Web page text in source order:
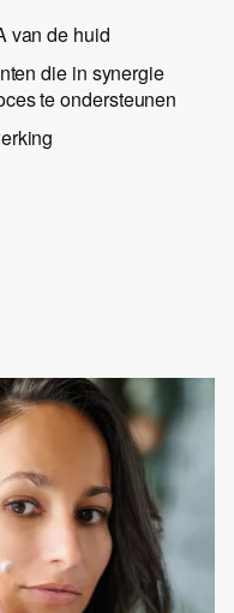
van de huid
die in synergie
te ondersteunen